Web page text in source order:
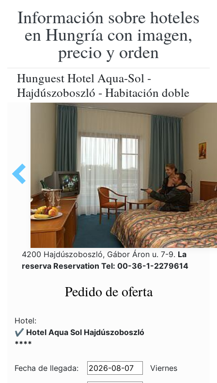
Información sobre hoteles
en Hungría con imagen,
precio y orden
Hunguest Hotel Aqua-Sol -
Hajdúszoboszló - Habitación doble
4200 Hajdúszoboszló, Gábor Áron u. 7-9. La
reserva Reservation Tel: 00-36-1-2279614
Pedido de oferta
Hotel:
✔️ Hotel Aqua Sol Hajdúszoboszló
****
Fecha de llegada: Viernes